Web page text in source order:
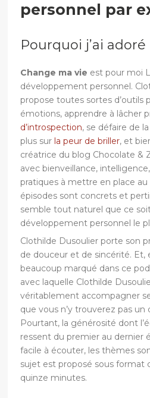
personnel par
Pourquoi j’ai adoré
Change ma vie est pour moi
développement personnel.
propose toutes sortes d’outils
émotions, apprendre à lâcher
d’introspection, se défaire de
plus sur la peur de briller, et
créatrice du blog Chocolate &
avec bienveillance,
pratiques à mettre en place
épisodes sont concrets et
semble tout naturel que ce
développement personnel le
Clothilde Dusoulier porte son
de douceur et de sincérité. Et,
beaucoup marqué dans ce
avec laquelle Clothilde
véritablement accompagner
que vous n’y trouverez pas un
Pourtant, la générosité dont
ressent du premier au dernier
facile à écouter, les thèmes
sujet est proposé sous format
quinze minutes.